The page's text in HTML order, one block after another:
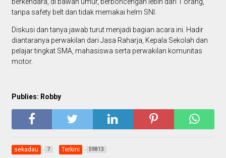
tanpa safety belt dan tidak memakai helm SNI.
Diskusi dan tanya jawab turut menjadi bagian acara ini. Hadir
diantaranya perwakilan dari Jasa Raharja, Kepala Sekolah dan
pelajar tingkat SMA, mahasiswa serta perwakilan komunitas
motor.
Publies: Robby
sekadau 7 Terkini 59813